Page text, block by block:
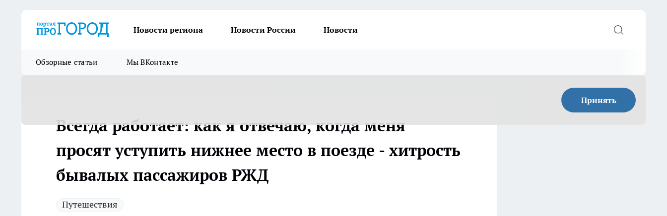
Новости региона Новости России Новости
Обзорные статьи Мы ВКонтакте
Принять
Всегда работает: как я отвечаю, когда меня
просят уступить нижнее место в поезде - хитрость
бывалых пассажиров РЖД
Путешествия